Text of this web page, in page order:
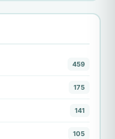
459
175
141
105